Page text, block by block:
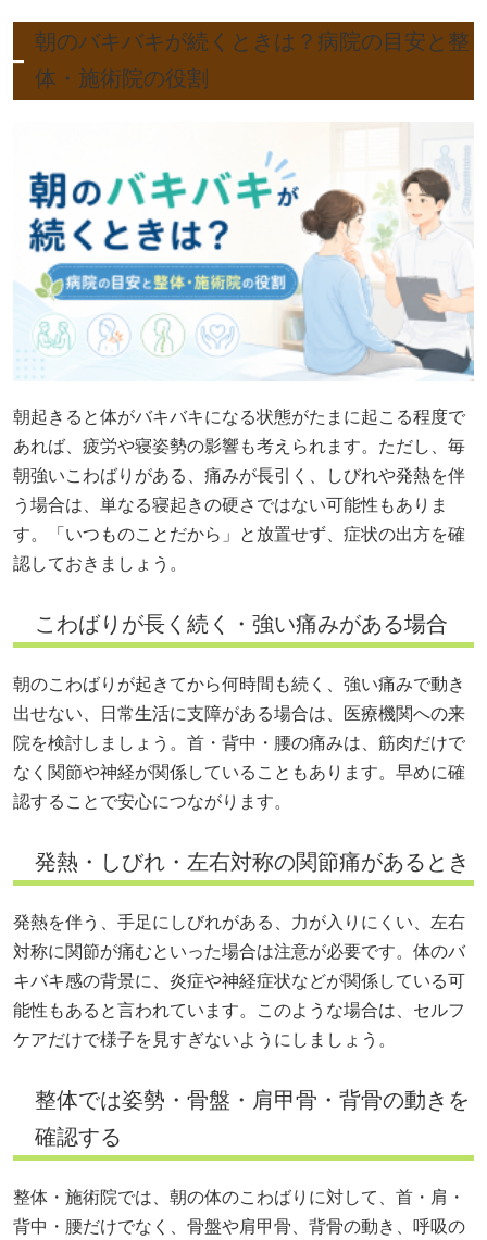
朝のバキバキが続くときは？病院の目安と整
体・施術院の役割
朝起きると体がバキバキになる状態がたまに起こる程度で
あれば、疲労や寝姿勢の影響も考えられます。ただし、毎
朝強いこわばりがある、痛みが長引く、しびれや発熱を伴
う場合は、単なる寝起きの硬さではない可能性もありま
す。「いつものことだから」と放置せず、症状の出方を確
認しておきましょう。
こわばりが長く続く・強い痛みがある場合
朝のこわばりが起きてから何時間も続く、強い痛みで動き
出せない、日常生活に支障がある場合は、医療機関への来
院を検討しましょう。首・背中・腰の痛みは、筋肉だけで
なく関節や神経が関係していることもあります。早めに確
認することで安心につながります。
発熱・しびれ・左右対称の関節痛があるとき
発熱を伴う、手足にしびれがある、力が入りにくい、左右
対称に関節が痛むといった場合は注意が必要です。体のバ
キバキ感の背景に、炎症や神経症状などが関係している可
能性もあると言われています。このような場合は、セルフ
ケアだけで様子を見すぎないようにしましょう。
整体では姿勢・骨盤・肩甲骨・背骨の動きを
確認する
整体・施術院では、朝の体のこわばりに対して、首・肩・
背中・腰だけでなく、骨盤や肩甲骨、背骨の動き、呼吸の